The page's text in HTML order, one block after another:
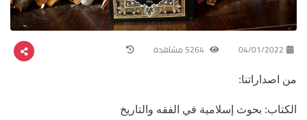
04/01/2022
من اصداراتنا:
الكتاب: بحوث إسلامية في الفقه والتاريخ